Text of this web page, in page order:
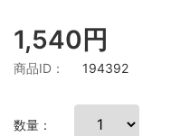
1,540円
商品ID： 194392
数量：